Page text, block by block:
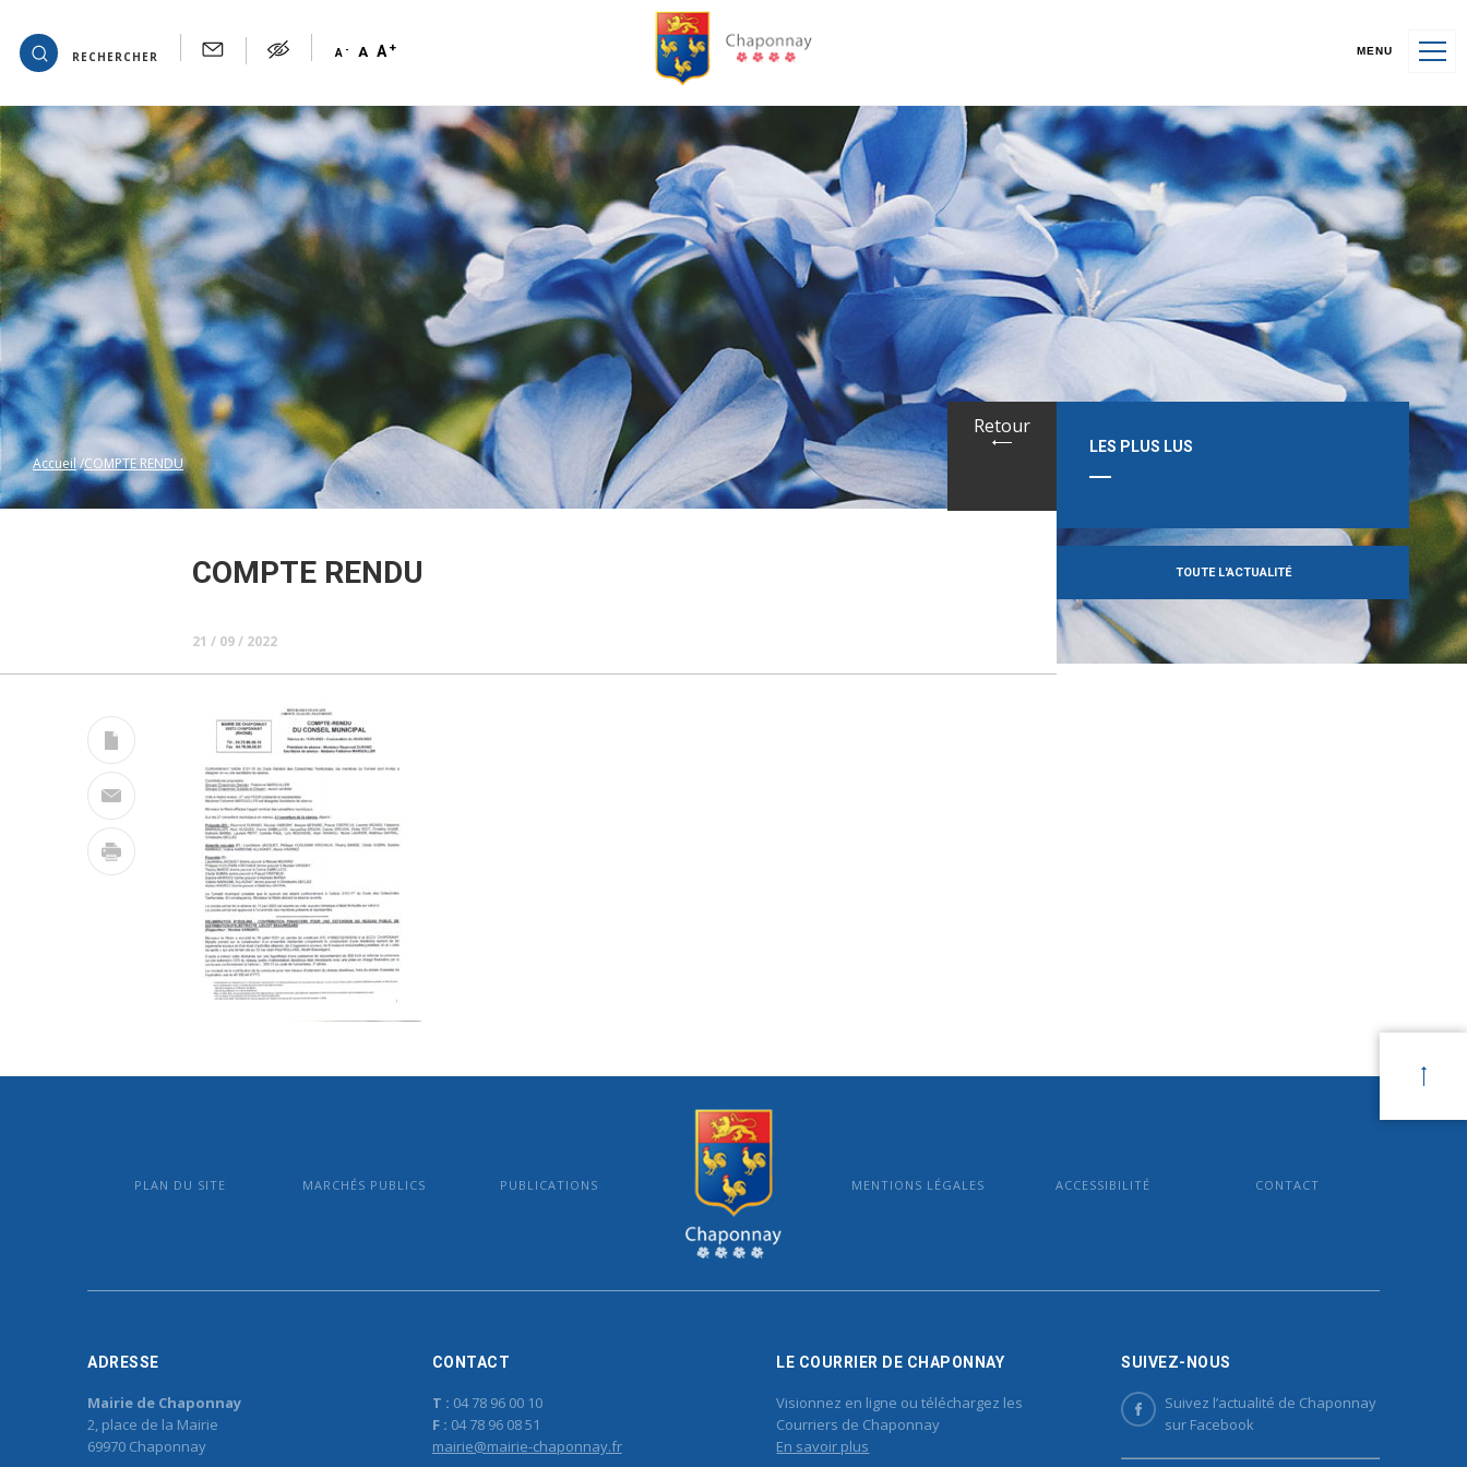
RECHERCHER A - A A+ MENU
Accueil COMPTE RENDU
COMPTE RENDU
21 / 09 / 2022
Retour
LES PLUS LUS
TOUTE L'ACTUALITÉ
PLAN DU SITE MARCHÉS PUBLICS PUBLICATIONS MENTIONS LÉGALES ACCESSIBILITÉ CONTACT
ADRESSE
Mairie de Chaponnay
2, place de la Mairie
69970 Chaponnay
CONTACT
T : 04 78 96 00 10
F : 04 78 96 08 51
mairie@mairie-chaponnay.fr
LE COURRIER DE CHAPONNAY
Visionnez en ligne ou téléchargez les
Courriers de Chaponnay
En savoir plus
SUIVEZ-NOUS
Suivez l’actualité de Chaponnay
sur Facebook